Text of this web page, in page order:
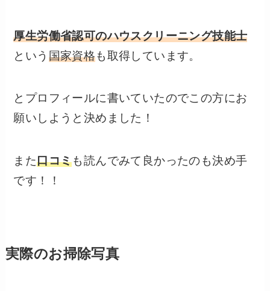
厚生労働省認可のハウスクリーニング技能士
という 国家資格も取得しています。
とプロフィールに書いていたのでこの方にお
願いしようと決めました！
また口コミも読んでみて良かったのも決め手
です！！
実際のお掃除写真